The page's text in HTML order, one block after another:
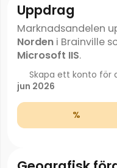
Uppdrag
Marknadsandelen
Nordeni Brainville
Microsoft IIS.
Skapa ett konto för
jun 2026
%